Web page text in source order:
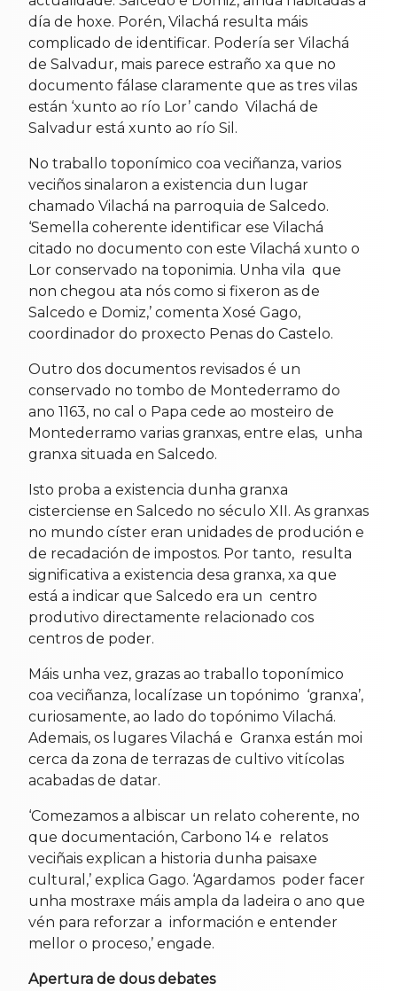
día de hoxe. Porén, Vilachá resulta máis
complicado de identificar. Podería ser Vilachá
de Salvadur, mais parece estraño xa que no
documento fálase claramente que as tres vilas
están ‘xunto ao río Lor’ cando Vilachá de
Salvadur está xunto ao río Sil.
No traballo toponímico coa veciñanza, varios
veciños sinalaron a existencia dun lugar
chamado Vilachá na parroquia de Salcedo.
‘Semella coherente identificar ese Vilachá
citado no documento con este Vilachá xunto o
Lor conservado na toponimia. Unha vila que
non chegou ata nós como si fixeron as de
Salcedo e Domiz,’ comenta Xosé Gago,
coordinador do proxecto Penas do Castelo.
Outro dos documentos revisados é un
conservado no tombo de Montederramo do
ano 1163, no cal o Papa cede ao mosteiro de
Montederramo varias granxas, entre elas, unha
granxa situada en Salcedo.
Isto proba a existencia dunha granxa
cisterciense en Salcedo no século XII. As granxas
no mundo císter eran unidades de produción e
de recadación de impostos. Por tanto, resulta
significativa a existencia desa granxa, xa que
está a indicar que Salcedo era un centro
produtivo directamente relacionado cos
centros de poder.
Máis unha vez, grazas ao traballo toponímico
coa veciñanza, localízase un topónimo ‘granxa’,
curiosamente, ao lado do topónimo Vilachá.
Ademais, os lugares Vilachá e Granxa están moi
cerca da zona de terrazas de cultivo vitícolas
acabadas de datar.
‘Comezamos a albiscar un relato coherente, no
que documentación, Carbono 14 e relatos
veciñais explican a historia dunha paisaxe
cultural,’ explica Gago. ‘Agardamos poder facer
unha mostraxe máis ampla da ladeira o ano que
vén para reforzar a información e entender
mellor o proceso,’ engade.
Apertura de dous debates